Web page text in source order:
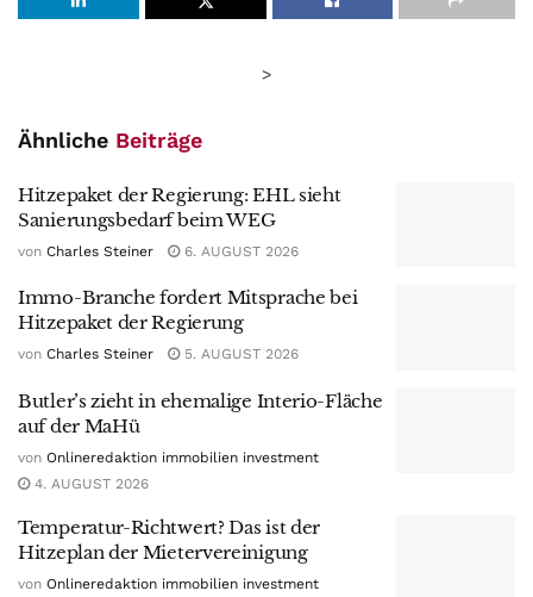
>
Ähnliche Beiträge
Hitzepaket der Regierung: EHL sieht
Sanierungsbedarf beim WEG
von Charles Steiner 6. AUGUST 2026
Immo-Branche fordert Mitsprache bei
Hitzepaket der Regierung
von Charles Steiner 5. AUGUST 2026
Butler’s zieht in ehemalige Interio-Fläche
auf der MaHü
von Onlineredaktion immobilien investment
4. AUGUST 2026
Temperatur-Richtwert? Das ist der
Hitzeplan der Mietervereinigung
von Onlineredaktion immobilien investment